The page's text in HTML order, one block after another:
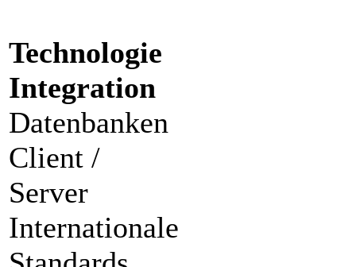
Technologie
Integration
Datenbanken
Client /
Server
Internationale